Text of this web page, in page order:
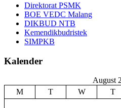
Direktorat PSMK
BOE VEDC Malang
DIKBUD NTB
Kemendikbudristek
SIMPKB
Kalender
August
M
T W T